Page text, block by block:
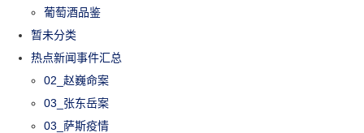
葡萄酒品鉴
暂未分类
热点新闻事件汇总
02_赵巍命案
03_张东岳案
03_萨斯疫情